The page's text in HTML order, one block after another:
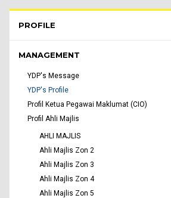
PROFILE
MANAGEMENT
YDP's Message
YDP's Profile
Profil Ketua Pegawai Maklumat (CIO)
Profil Ahli Majlis
AHLI MAJLIS
Ahli Majlis Zon 2
Ahli Majlis Zon 3
Ahli Majlis Zon 4
Ahli Majlis Zon 5